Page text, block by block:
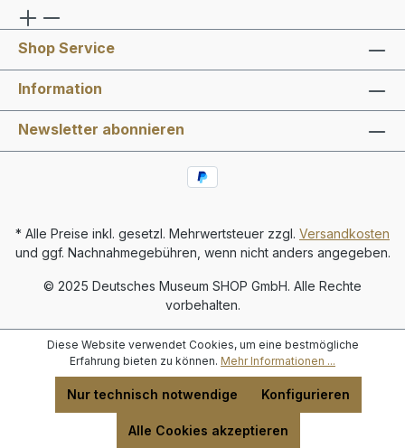
Shop Service
Information
Newsletter abonnieren
* Alle Preise inkl. gesetzl. Mehrwertsteuer zzgl. Versandkosten
und ggf. Nachnahmegebühren, wenn nicht anders angegeben.
© 2025 Deutsches Museum SHOP GmbH. Alle Rechte
vorbehalten.
Diese Website verwendet Cookies, um eine bestmögliche
Erfahrung bieten zu können. Mehr Informationen ...
Nur technisch notwendige Konfigurieren
Alle Cookies akzeptieren